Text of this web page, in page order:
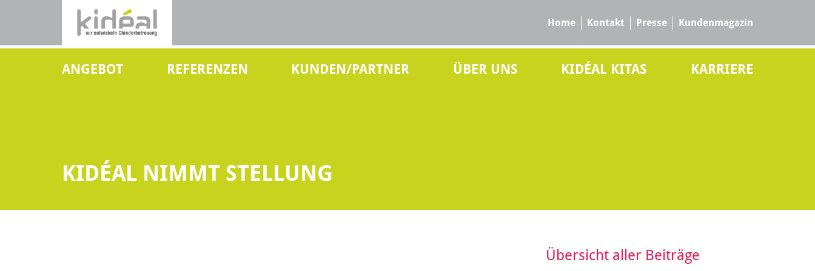
Home Kontakt Presse Kundenmagazin
ANGEBOT REFERENZEN KUNDEN/PARTNER ÜBER UNS KIDÉAL KITAS KARRIERE
KIDÉAL NIMMT STELLUNG
Übersicht aller Beiträge